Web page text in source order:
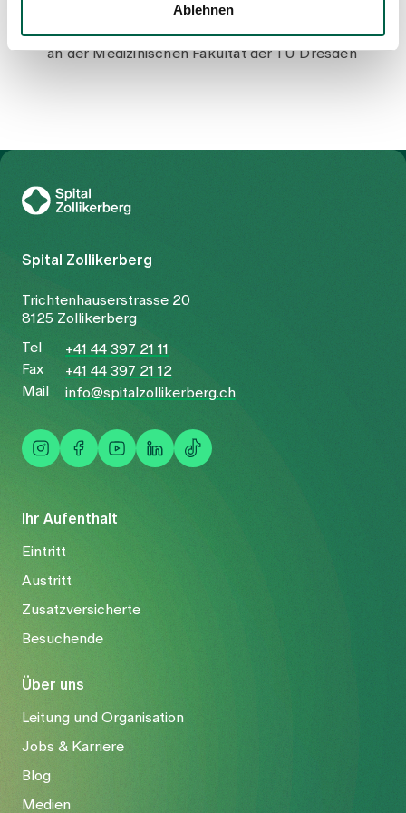
Ablehnen
Approbation als Arzt und Promotion zum Dr. med.
an der Medizinischen Fakultät der TU Dresden
Ihr Aufenthalt
Eintritt
Austritt
Zusatzversicherte
Besuchende
Über uns
Leitung und Organisation
Jobs & Karriere
Blog
Medien
Spital Zollikerberg
Trichtenhauserstrasse 20
8125 Zollikerberg
Tel
+41 44 397 21 11
Fax
+41 44 397 21 12
Mail
info@spitalzollikerberg.ch